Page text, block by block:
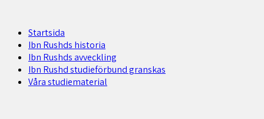
Startsida
Ibn Rushds historia
Ibn Rushds avveckling
Ibn Rushd studieförbund granskas​
Våra studiematerial